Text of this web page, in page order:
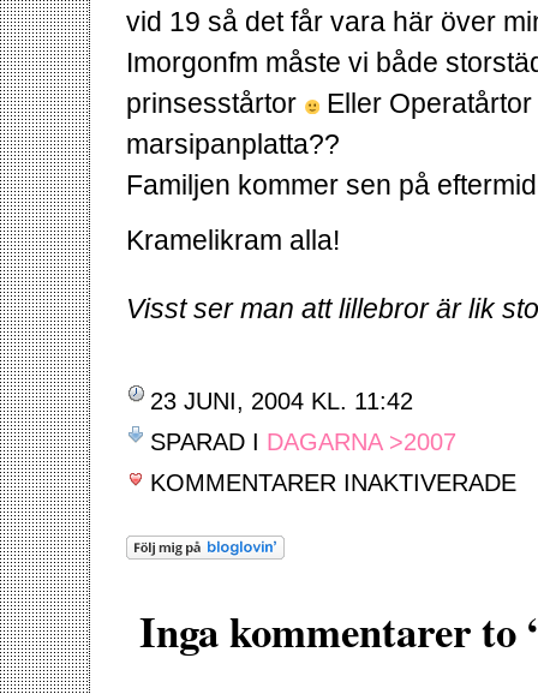
vid 19 så det får vara här över
Imorgonfm måste vi både
prinsesstårtor
Eller
marsipanplatta??
Familjen kommer sen på
Kramelikram alla!
Visst ser man att lillebror är lik
23 JUNI, 2004 KL. 11:42
SPARAD I DAGARNA >2007
KOMMENTARER INAKTIVERADE
Inga kommentarer to